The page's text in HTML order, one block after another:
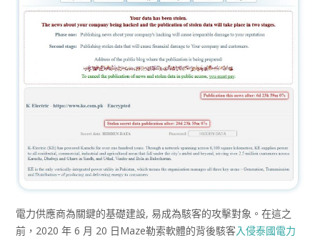
電力供應商為關鍵的基礎建設, 易成為駭客的攻擊對象。在這之
前，2020 年 6 月 20 日Maze勒索軟體的背後駭客入侵泰國電力